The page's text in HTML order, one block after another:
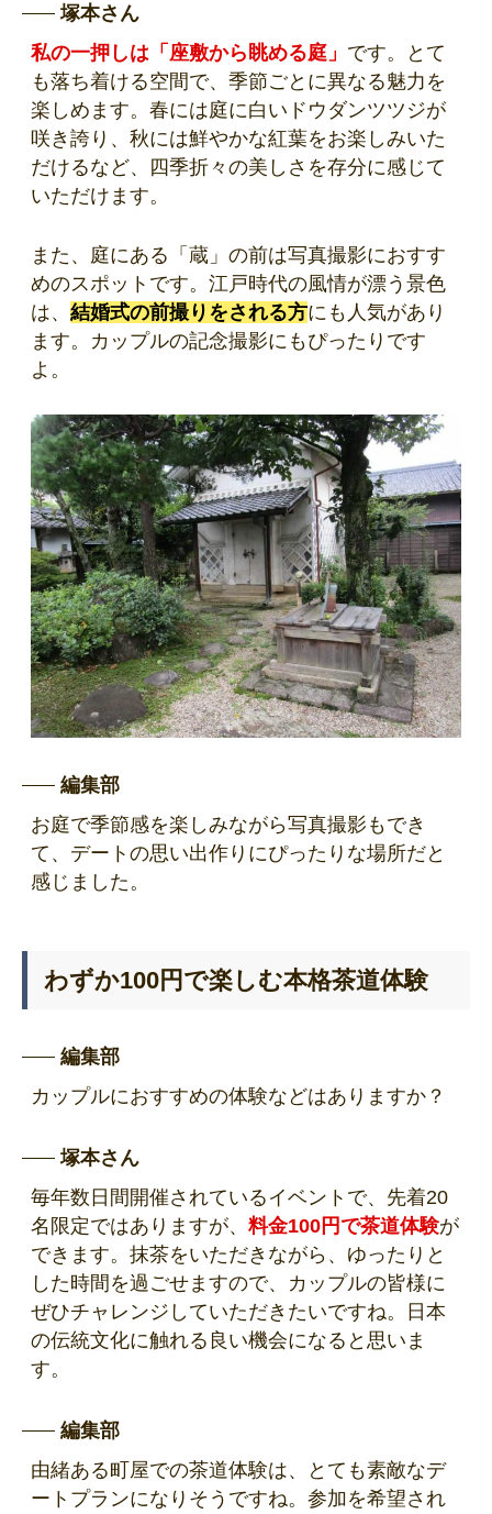
塚本さん
私の一押しは「座敷から眺める庭」 です。とて
も落ち着ける空間で、季節ごとに異なる魅力を
楽しめます。春には庭に白いドウダンツツジが
咲き誇り、秋には鮮やかな紅葉をお楽しみいた
だけるなど、四季折々の美しさを存分に感じて
いただけます。
また、庭にある「蔵」の前は写真撮影におすす
めのスポットです。江戸時代の風情が漂う景色
は、 結婚式の前撮りをされる方にも人気があり
ます。カップルの記念撮影にもぴったりです
よ。
編集部
お庭で季節感を楽しみながら写真撮影もでき
て、デートの思い出作りにぴったりな場所だと
感じました。
わずか100円で楽しむ本格茶道体験
編集部
カップルにおすすめの体験などはありますか？
塚本さん
毎年数日間開催されているイベントで、先着20
名限定ではありますが、 料金100円で茶道体験が
できます。抹茶をいただきながら、ゆったりと
した時間を過ごせますので、カップルの皆様に
ぜひチャレンジしていただきたいですね。日本
の伝統文化に触れる良い機会になると思いま
す。
編集部
由緒ある町屋での茶道体験は、とても素敵なデ
ートプランになりそうですね。参加を希望され